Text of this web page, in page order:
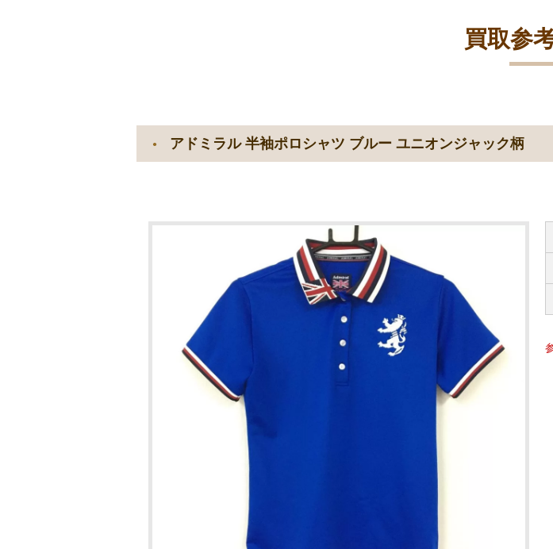
買取参
アドミラル 半袖ポロシャツ ブルー ユニオンジャック柄